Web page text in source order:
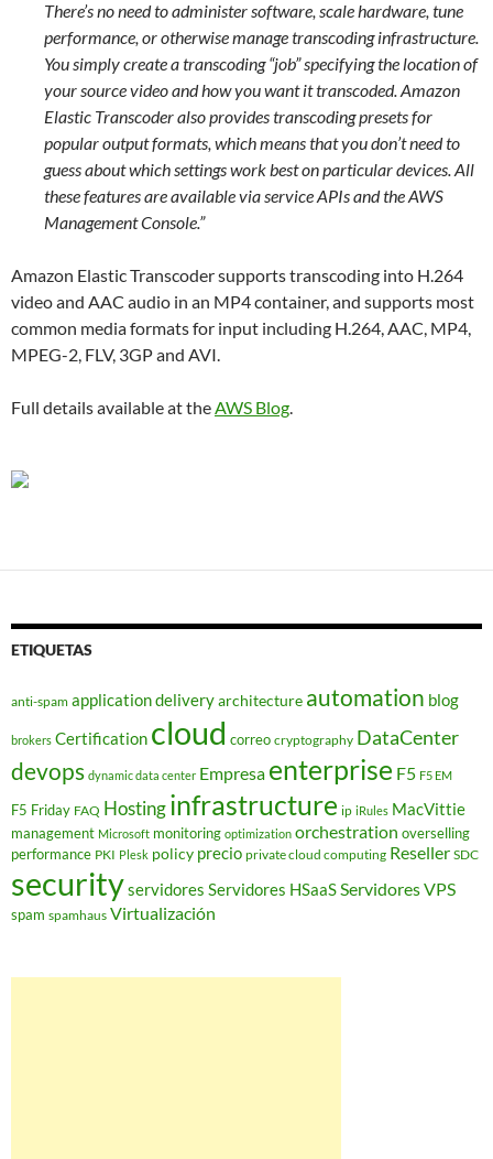
There’s no need to administer software, scale hardware, tune
performance, or otherwise manage transcoding infrastructure.
You simply create a transcoding “job” specifying the location of
your source video and how you want it transcoded. Amazon
Elastic Transcoder also provides transcoding presets for
popular output formats, which means that you don’t need to
guess about which settings work best on particular devices. All
these features are available via service APIs and the AWS
Management Console.”
Amazon Elastic Transcoder supports transcoding into H.264
video and AAC audio in an MP4 container, and supports most
common media formats for input including H.264, AAC, MP4,
MPEG-2, FLV, 3GP and AVI.
Full details available at theAWS Blog.
ETIQUETAS
anti-spam application deliveryarchitecture automation blog
brokers Certification cloud correo cryptography DataCenter
devops dynamic data center Empresa enterprise F5 F5 EM
F5 Friday FAQ Hostinginfrastructure ip iRules MacVittie
management Microsoft monitoring optimization orchestration overselling
performance PKI Plesk policy precio private cloud computing Reseller SDC
securityservidores Servidores HSaaSServidores VPS
spam spamhaus Virtualización